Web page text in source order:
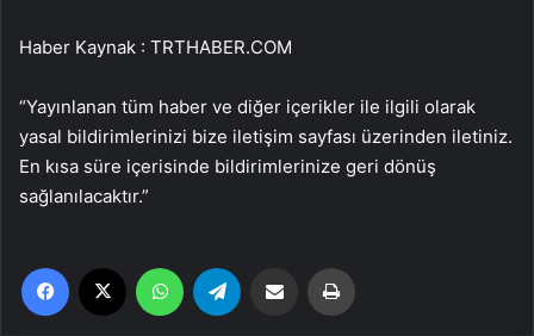
Haber Kaynak : TRTHABER.COM
“Yayınlanan tüm haber ve diğer içerikler ile ilgili olarak
yasal bildirimlerinizi bize iletişim sayfası üzerinden iletiniz.
En kısa süre içerisinde bildirimlerinize geri dönüş
sağlanılacaktır.”
Facebook WhatsApp Email'den paylaş